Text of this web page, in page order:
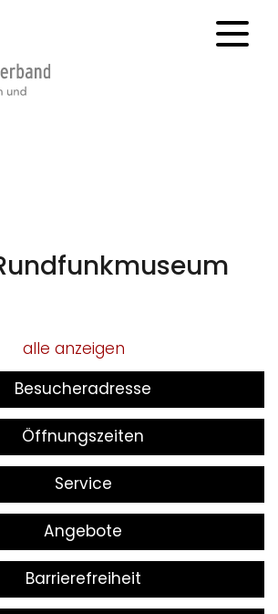
alle anzeigen
Besucheradresse
Öffnungszeiten
Service
Angebote
Barrierefreiheit